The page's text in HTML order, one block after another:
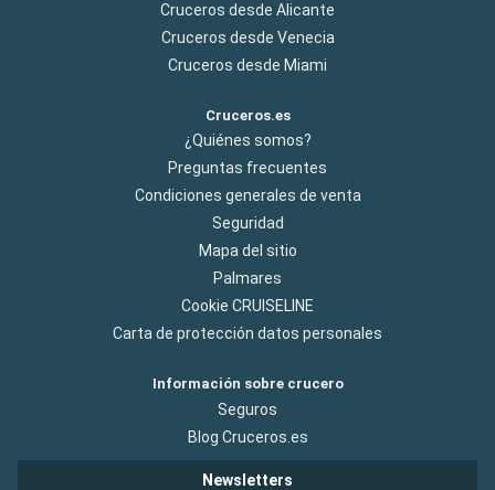
Cruceros desde Alicante
Cruceros desde Venecia
Cruceros desde Miami
Cruceros.es
¿Quiénes somos?
Preguntas frecuentes
Condiciones generales de venta
Seguridad
Mapa del sitio
Palmares
Cookie CRUISELINE
Carta de protección datos personales
Información sobre crucero
Seguros
Blog Cruceros.es
Newsletters